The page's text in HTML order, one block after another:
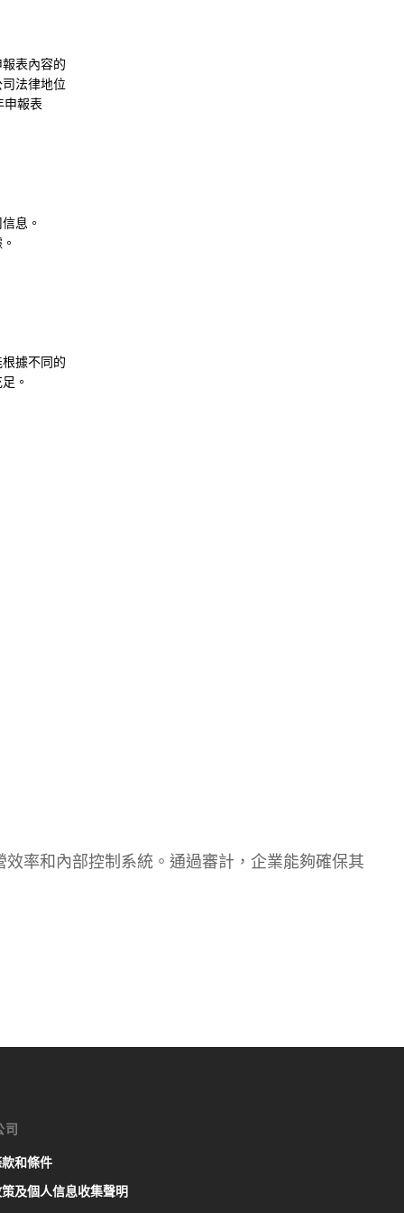
表內容的
法律地位
申報表
息。
據不同的
。
率和內部控制系統。通過審計，企業能夠確保其
司
和條件
及個人信息收集聲明